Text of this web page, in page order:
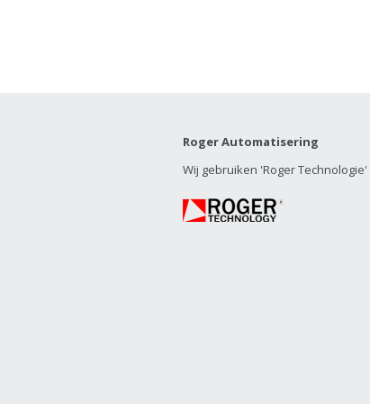
Roger Automatisering
Wij gebruiken 'Roger